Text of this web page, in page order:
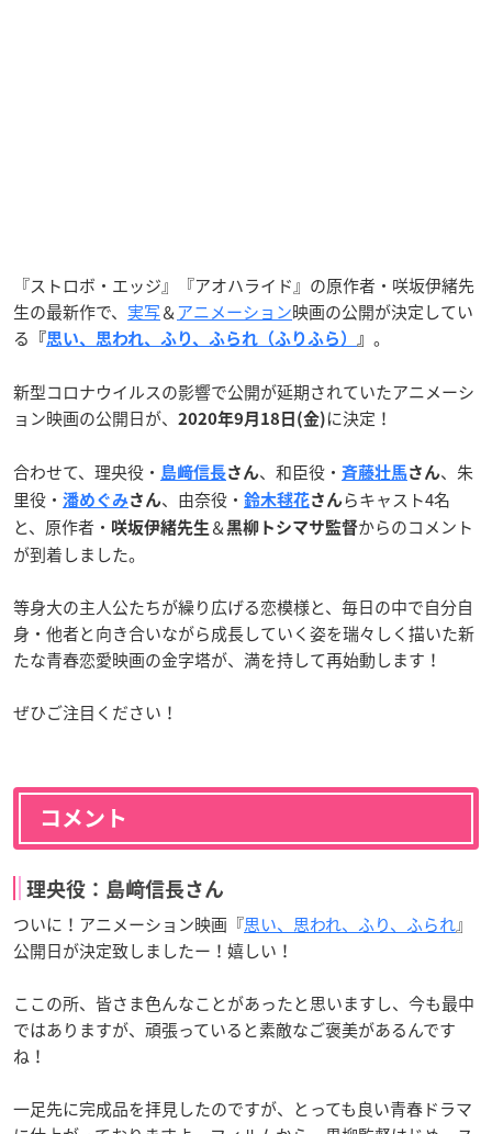
『ストロボ・エッジ』『アオハライド』の原作者・咲坂伊緒先
生の最新作で、 実写＆アニメーション映画の公開が決定してい
る
『思い、思われ、ふり、ふられ（ふりふら） 』 。
新型コロナウイルスの影響で公開が延期されていたアニメーシ
ョン映画の公開日が、
2020年9月18日(金) に決定！
合わせて、理央役・ 島﨑信長さん、和臣役・ 斉藤壮馬 さん、朱
里役・ 潘めぐみさん、由奈役・ 鈴木毬花 さんらキャスト4名
と、原作者・ 咲坂伊緒先生 ＆黒柳トシマサ監督からのコメント
が到着しました。
等身大の主人公たちが繰り広げる恋模様と、毎日の中で自分自
身・他者と向き合いながら成長していく姿を瑞々しく描いた新
たな青春恋愛映画の金字塔が、満を持して再始動します！
ぜひご注目ください！
コメント
理央役：島﨑信長さん
ついに！アニメーション映画『思い、思われ、ふり、ふられ』
公開日が決定致しましたー！嬉しい！
ここの所、皆さま色んなことがあったと思いますし、今も最中
ではありますが、頑張っていると素敵なご褒美があるんです
ね！
一足先に完成品を拝見したのですが、とっても良い青春ドラマ